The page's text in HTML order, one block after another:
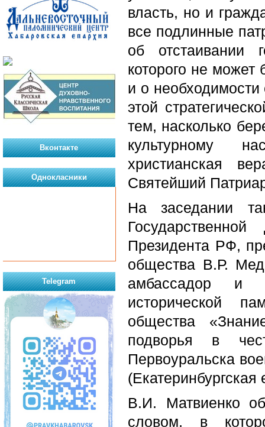
власть, но и
все подлинные
об отстаивании
которого не может
и о необходимости
этой
тем, насколько
культурному
христианская
Святейший
На заседании
Президента РФ,
общества В.Р.
амбассадор и
исторической
общества
подворья в
Первоуральска
(Екатеринбургская
В.И. Матвиенко
словом, в
Вконтакте
Однокласники
Telegram